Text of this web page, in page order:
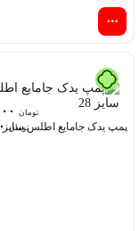
پمپ یدک جامایع اطلس سایز 28
تومان۲۲۵,۰۰۰
تومان۱۷۵,۰۰۰